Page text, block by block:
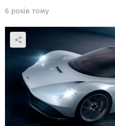
6 років тому